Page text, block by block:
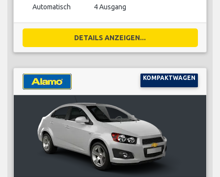
Automatisch 4 Ausgang
DETAILS ANZEIGEN...
KOMPAKTWAGEN